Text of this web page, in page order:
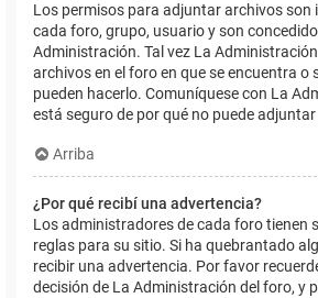
Los permisos para adjuntar archivos son
cada foro, grupo, usuario y son
Administración. Tal vez La
archivos en el foro en que se encuentra o
pueden hacerlo. Comuníquese con La
está seguro de por qué no puede
Arriba
¿Por qué recibí una advertencia?
Los administradores de cada foro tienen
reglas para su sitio. Si ha quebrantado
recibir una advertencia. Por favor
decisión de La Administración del foro, y